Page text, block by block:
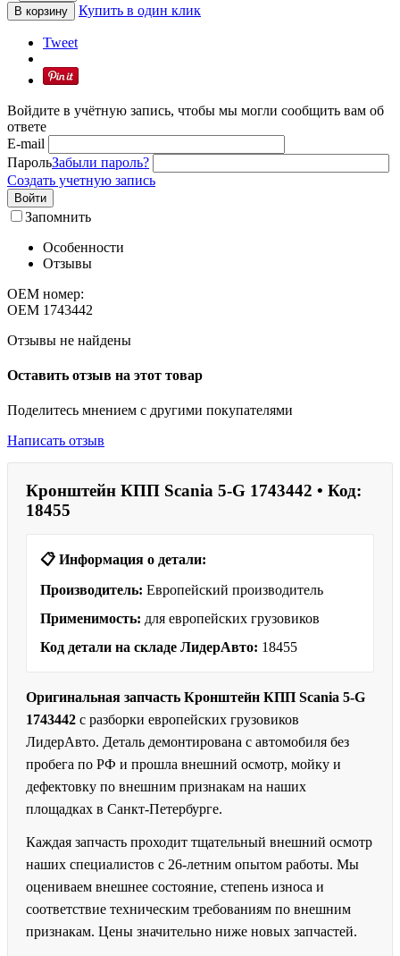
В корзину Купить в один клик
Tweet
Войдите в учётную запись, чтобы мы могли сообщить вам об
ответе
E-mail
ПарольЗабыли пароль?
Создать учетную запись
Войти
Запомнить
Особенности
Отзывы
OEM номер:
OEM 1743442
Отзывы не найдены
Оставить отзыв на этот товар
Поделитесь мнением с другими покупателями
Написать отзыв
Кронштейн КПП Scania 5-G 1743442 • Код:
18455
📋 Информация о детали:
Производитель: Европейский производитель
Применимость: для европейских грузовиков
Код детали на складе ЛидерАвто: 18455
Оригинальная запчасть Кронштейн КПП Scania 5-G
1743442 с разборки европейских грузовиков
ЛидерАвто. Деталь демонтирована с автомобиля без
пробега по РФ и прошла внешний осмотр, мойку и
дефектовку по внешним признакам на наших
площадках в Санкт-Петербурге.
Каждая запчасть проходит тщательный внешний осмотр
наших специалистов с 26-летним опытом работы. Мы
оцениваем внешнее состояние, степень износа и
соответствие техническим требованиям по внешним
признакам. Цены значительно ниже новых запчастей.